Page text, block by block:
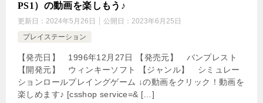
PS1）の動画を楽しもう♪
更新日： 2024年5月26日 公開日： 2023年6月25日
プレイステーション
【発売日】 1996年12月27日 【発売元】 バンプレスト
【開発元】 ウィンキーソフト 【ジャンル】 シミュレー
ションロールプレイングゲーム ↓の動画をクリック！動画を
楽しめます♪ [csshop service=& […]